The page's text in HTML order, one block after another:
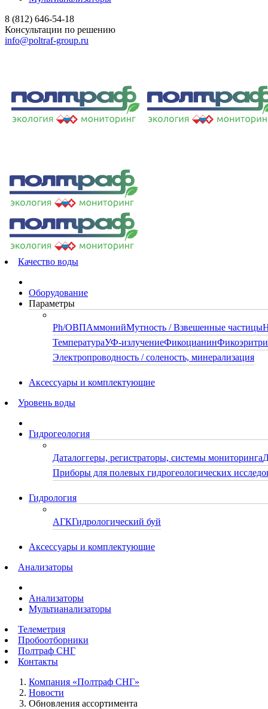
8 (812) 646-54-18
Консультации по решению
info@poltraf-group.ru
Качество воды
Оборудование
Параметры
Ph/ОВПАммонийМутность / Взвешенные частицы
ТемператураУФ-излучениеФикоцианин
Электропроводность / соленость, минерализация
Аксессуары и комплектующие
Уровень воды
Гидрогеология
Даталоггеры, регистраторы, системы мониторинга
Приборы для полевых гидрогеологических
Гидрология
АГКГидрологический буй
Аксессуары и комплектующие
Анализаторы
Анализаторы
Мультианализаторы
Телеметрия
Пробоотборники
Полтраф СНГ
Контакты
Компания «Полтраф СНГ»
Новости
Обновления ассортимента